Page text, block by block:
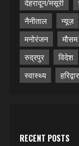
देहरादून/मसूरी
नैनीताल
न्यूज़
मनोरंजन
मौसम
रुद्रपुर
विदेश
स्वास्थ्य
हरिद्वार
RECENT POSTS